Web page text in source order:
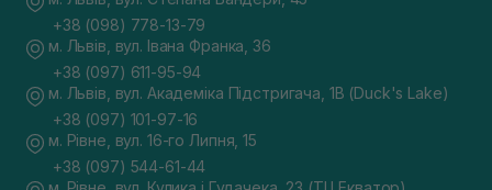
+38 (098) 778-13-79
м. Львів, вул. Івана Франка, 36
+38 (097) 611-95-94
м. Львів, вул. Академіка Підстригача, 1В (Duck's Lake)
+38 (097) 101-97-16
м. Рівне, вул. 16-го Липня, 15
+38 (097) 544-61-44